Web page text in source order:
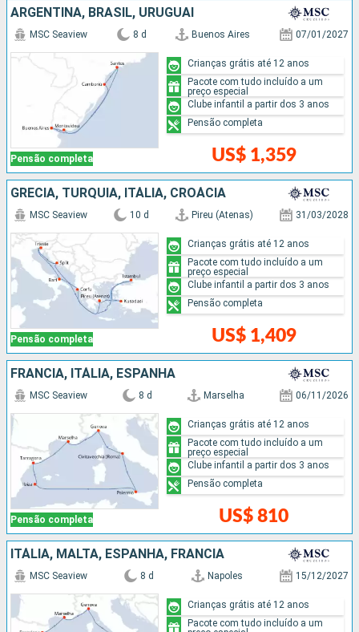
ARGENTINA, BRASIL, URUGUAI
Pensão completa
MSC Seaview 8 d Buenos Aires 07/01/2027
US$ 1,359
Crianças grátis até 12 anos
Pacote com tudo incluído a um
preço especial
Clube infantil a partir dos 3 anos
Pensão completa
GRÉCIA, TURQUIA, ITÁLIA, CROÁCIA
Pensão completa
MSC Seaview 10 d Pireu (Atenas) 31/03/2028
US$ 1,409
Crianças grátis até 12 anos
Pacote com tudo incluído a um
preço especial
Clube infantil a partir dos 3 anos
Pensão completa
FRANCIA, ITÁLIA, ESPANHA
Pensão completa
MSC Seaview 8 d Marselha 06/11/2026
US$ 810
Crianças grátis até 12 anos
Pacote com tudo incluído a um
preço especial
Clube infantil a partir dos 3 anos
Pensão completa
ITÁLIA, MALTA, ESPANHA, FRANCIA
MSC Seaview 8 d Napoles 15/12/2027
Crianças grátis até 12 anos
Pacote com tudo incluído a um